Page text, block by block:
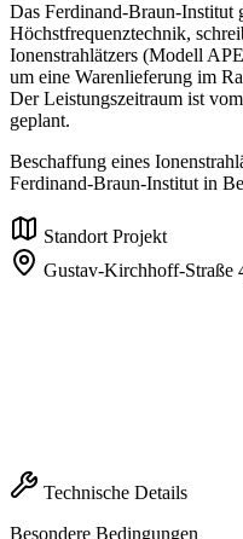
Das Ferdinand-Braun-
Höchstfrequenztechnik,
Ionenstrahlätzers (Modell
um eine Warenlieferung im
Der Leistungszeitraum ist
geplant.
Beschaffung eines
Ferdinand-Braun-Institut in
Standort Projekt
Gustav-Kirchhoff-Straße
Technische Details
Besondere Bedingungen